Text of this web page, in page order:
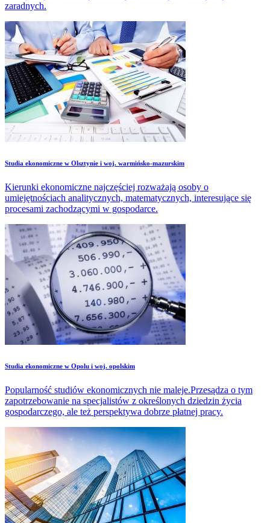
zaradnych.
Studia ekonomiczne w Olsztynie i woj. warmińsko-mazurskim
Kierunki ekonomiczne najczęściej rozważają osoby o
umiejętnościach analitycznych, matematycznych, interesujące się
procesami zachodzącymi w gospodarce.
Studia ekonomiczne w Opolu i woj. opolskim
Popularność studiów ekonomicznych nie maleje.Przesądza o tym
zapotrzebowanie na specjalistów z określonych dziedzin życia
gospodarczego, ale też perspektywa dobrze płatnej pracy.